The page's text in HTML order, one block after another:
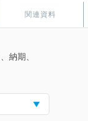
関連資料
納期、